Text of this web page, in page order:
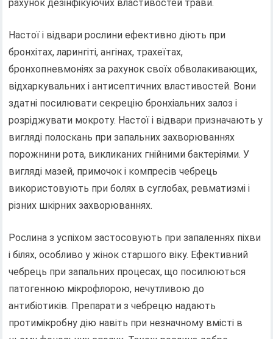
рахунок дезінфікуючих властивостей трави.
Настої і відвари рослини ефективно діють при
бронхітах, ларингіті, ангінах, трахеїтах,
бронхопневмоніях за рахунок своїх обволакивающих,
відхаркувальних і антисептичних властивостей. Вони
здатні посилювати секрецію бронхіальних залоз і
розріджувати мокроту. Настої і відвари призначають у
вигляді полоскань при запальних захворюваннях
порожнини рота, викликаних гнійними бактеріями. У
вигляді мазей, примочок і компресів чебрець
використовують при болях в суглобах, ревматизмі і
різних шкірних захворюваннях.
Рослина з успіхом застосовують при запаленнях піхви
і білях, особливо у жінок старшого віку. Ефективний
чебрець при запальних процесах, що посилюються
патогенною мікрофлорою, нечутливою до
антибіотиків. Препарати з чебрецю надають
протимікробну дію навіть при незначному вмісті в